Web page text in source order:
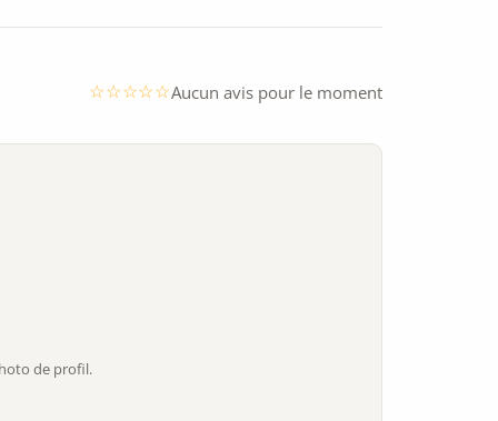
Aucun avis pour le moment
de profil.